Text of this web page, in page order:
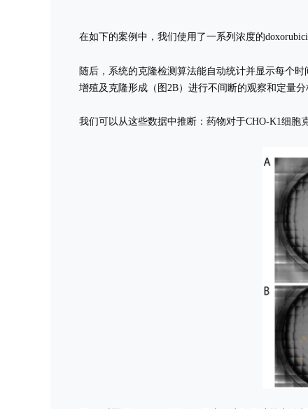
在如下的案例中，我们使用了一系列浓度的
随后，系统的克隆检测算法能自动统计并显示每个
增殖及克隆形成（图2B）进行不间断的观察和定量
我们可以从这些数据中推断：药物对于CHO-K1细胞